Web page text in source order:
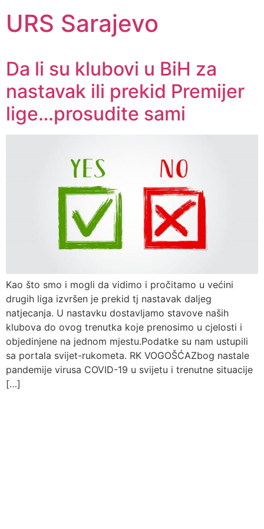
URS Sarajevo
Da li su klubovi u BiH za
nastavak ili prekid Premijer
lige…prosudite sami
Kao što smo i mogli da vidimo i pročitamo u većini
drugih liga izvršen je prekid tj nastavak daljeg
natjecanja. U nastavku dostavljamo stavove naših
klubova do ovog trenutka koje prenosimo u cjelosti i
objedinjene na jednom mjestu.Podatke su nam ustupili
sa portala svijet-rukometa. RK VOGOŠĆAZbog nastale
pandemije virusa COVID-19 u svijetu i trenutne situacije
[…]